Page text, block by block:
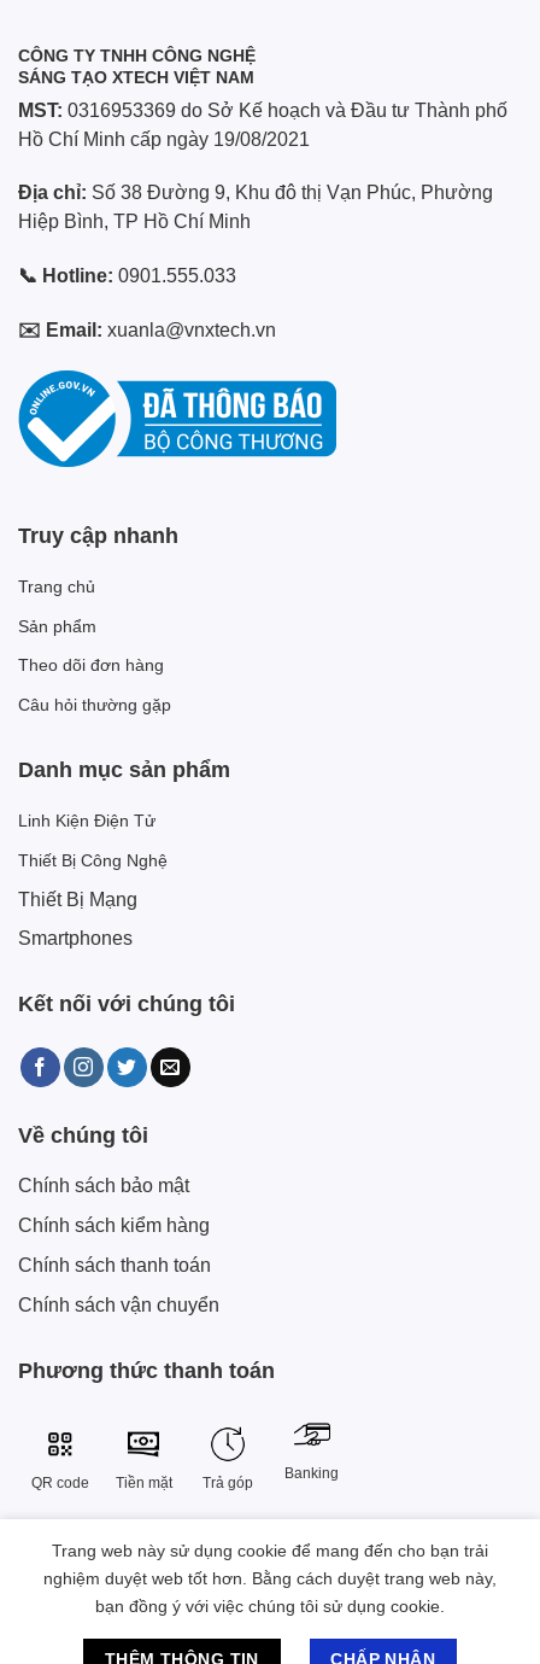
CÔNG TY TNHH CÔNG NGHỆ
SÁNG TẠO XTECH VIỆT NAM
MST: 0316953369 do Sở Kế hoạch và Đầu tư Thành phố
Hồ Chí Minh cấp ngày 19/08/2021
Địa chỉ: Số 38 Đường 9, Khu đô thị Vạn Phúc, Phường
Hiệp Bình, TP Hồ Chí Minh
📞 Hotline: 0901.555.033
✉️ Email: xuanla@vnxtech.vn
Truy cập nhanh
Trang chủ
Sản phẩm
Theo dõi đơn hàng
Câu hỏi thường gặp
Danh mục sản phẩm
Linh Kiện Điện Tử
Thiết Bị Công Nghệ
Thiết Bị Mạng
Smartphones
Kết nối với chúng tôi
Về chúng tôi
Chính sách bảo mật
Chính sách kiểm hàng
Chính sách thanh toán
Chính sách vận chuyển
Phương thức thanh toán
QR code Tiền mặt Trả góp
Banking
Chat hỗ trợ
Công Ty TNHH Công Nghệ Sáng Tạo Xtech Việt Nam
38 Đường Số 9 , Khu đô thị Vạn Phúc, Phường Hiệp Bình, Thành
phố Hồ Chí Minh, Việt Nam.
2023 © Bản quyền Sở hữu thuộc Xtech Việt Nam
Trang web này sử dụng cookie để mang đến cho bạn trải
nghiệm duyệt web tốt hơn. Bằng cách duyệt trang web này,
bạn đồng ý với việc chúng tôi sử dụng cookie.
THÊM THÔNG TIN CHẤP NHẬN